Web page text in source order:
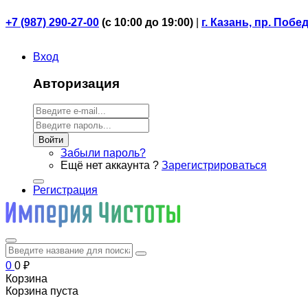
+7 (987) 290-27-00 (с 10:00 до 19:00) г. Казань, пр.
Вход
Авторизация
Войти
Забыли пароль?
Ещё нет аккаунта ? Зарегистрироваться
Регистрация
0 0 ₽
Корзина
Корзина пуста